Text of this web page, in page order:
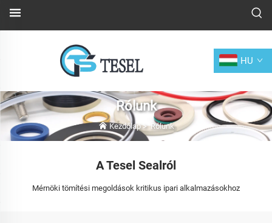
HU
Rólunk
Kezdőlap>Rólunk
A Tesel Sealról
Mérnöki tömítési megoldások kritikus ipari alkalmazásokhoz